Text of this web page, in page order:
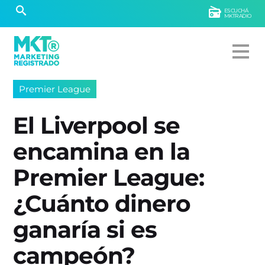
ESCUCHÁ
MKTRADIO
Premier League
El Liverpool se
encamina en la
Premier League:
¿Cuánto dinero
ganaría si es
campeón?